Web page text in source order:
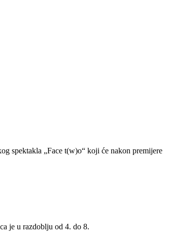
spektakla „Face t(w)o“ koji će nakon premijere
je u razdoblju od 4. do 8.